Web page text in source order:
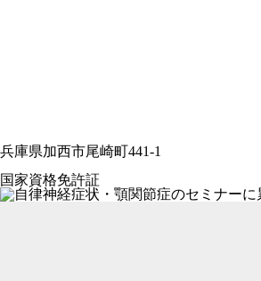
兵庫県加西市尾崎町441-1
国家資格免許証